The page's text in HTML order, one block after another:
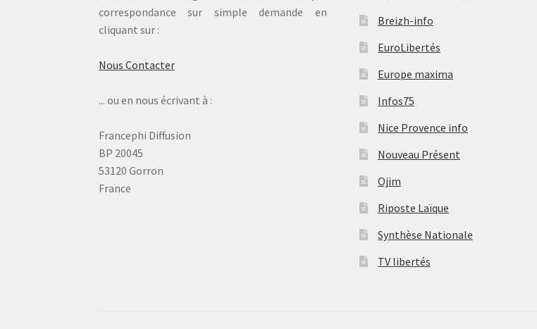
correspondance sur simple demande en
cliquant sur :
Nous Contacter
... ou en nous écrivant à :
Francephi Diffusion
BP 20045
53120 Gorron
France
Breizh-info
EuroLibertés
Europe maxima
Infos75
Nice Provence info
Nouveau Présent
Ojim
Riposte Laïque
Synthèse Nationale
TV libertés